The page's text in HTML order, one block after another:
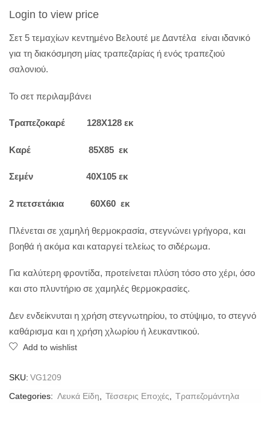
Login to view price
Σετ 5 τεμαχίων κεντημένο Βελουτέ με Δαντέλα είναι ιδανικό
για τη διακόσμηση μίας τραπεζαρίας ή ενός τραπεζιού
σαλονιού.
Το σετ περιλαμβάνει
Τραπεζοκαρέ 128Χ128 εκ
Καρέ 85Χ85 εκ
Σεμέν 40Χ105 εκ
2 πετσετάκια 60Χ60 εκ
Πλένεται σε χαμηλή θερμοκρασία, στεγνώνει γρήγορα, και
βοηθά ή ακόμα και καταργεί τελείως το σιδέρωμα.
Για καλύτερη φροντίδα, προτείνεται πλύση τόσο στο χέρι, όσο
και στο πλυντήριο σε χαμηλές θερμοκρασίες.
Δεν ενδείκνυται η χρήση στεγνωτηρίου, το στύψιμο, το στεγνό
καθάρισμα και η χρήση χλωρίου ή λευκαντικού.
Add to wishlist
SKU: VG1209
Categories: Λευκά Είδη Τέσσερις Εποχές Τραπεζομάντηλα